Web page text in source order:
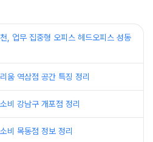
, 업무 집중형 오피스 헤드오피스 성동
움 역삼점 공간 특징 정리
비 강남구 개포점 정리
비 목동점 정보 정리